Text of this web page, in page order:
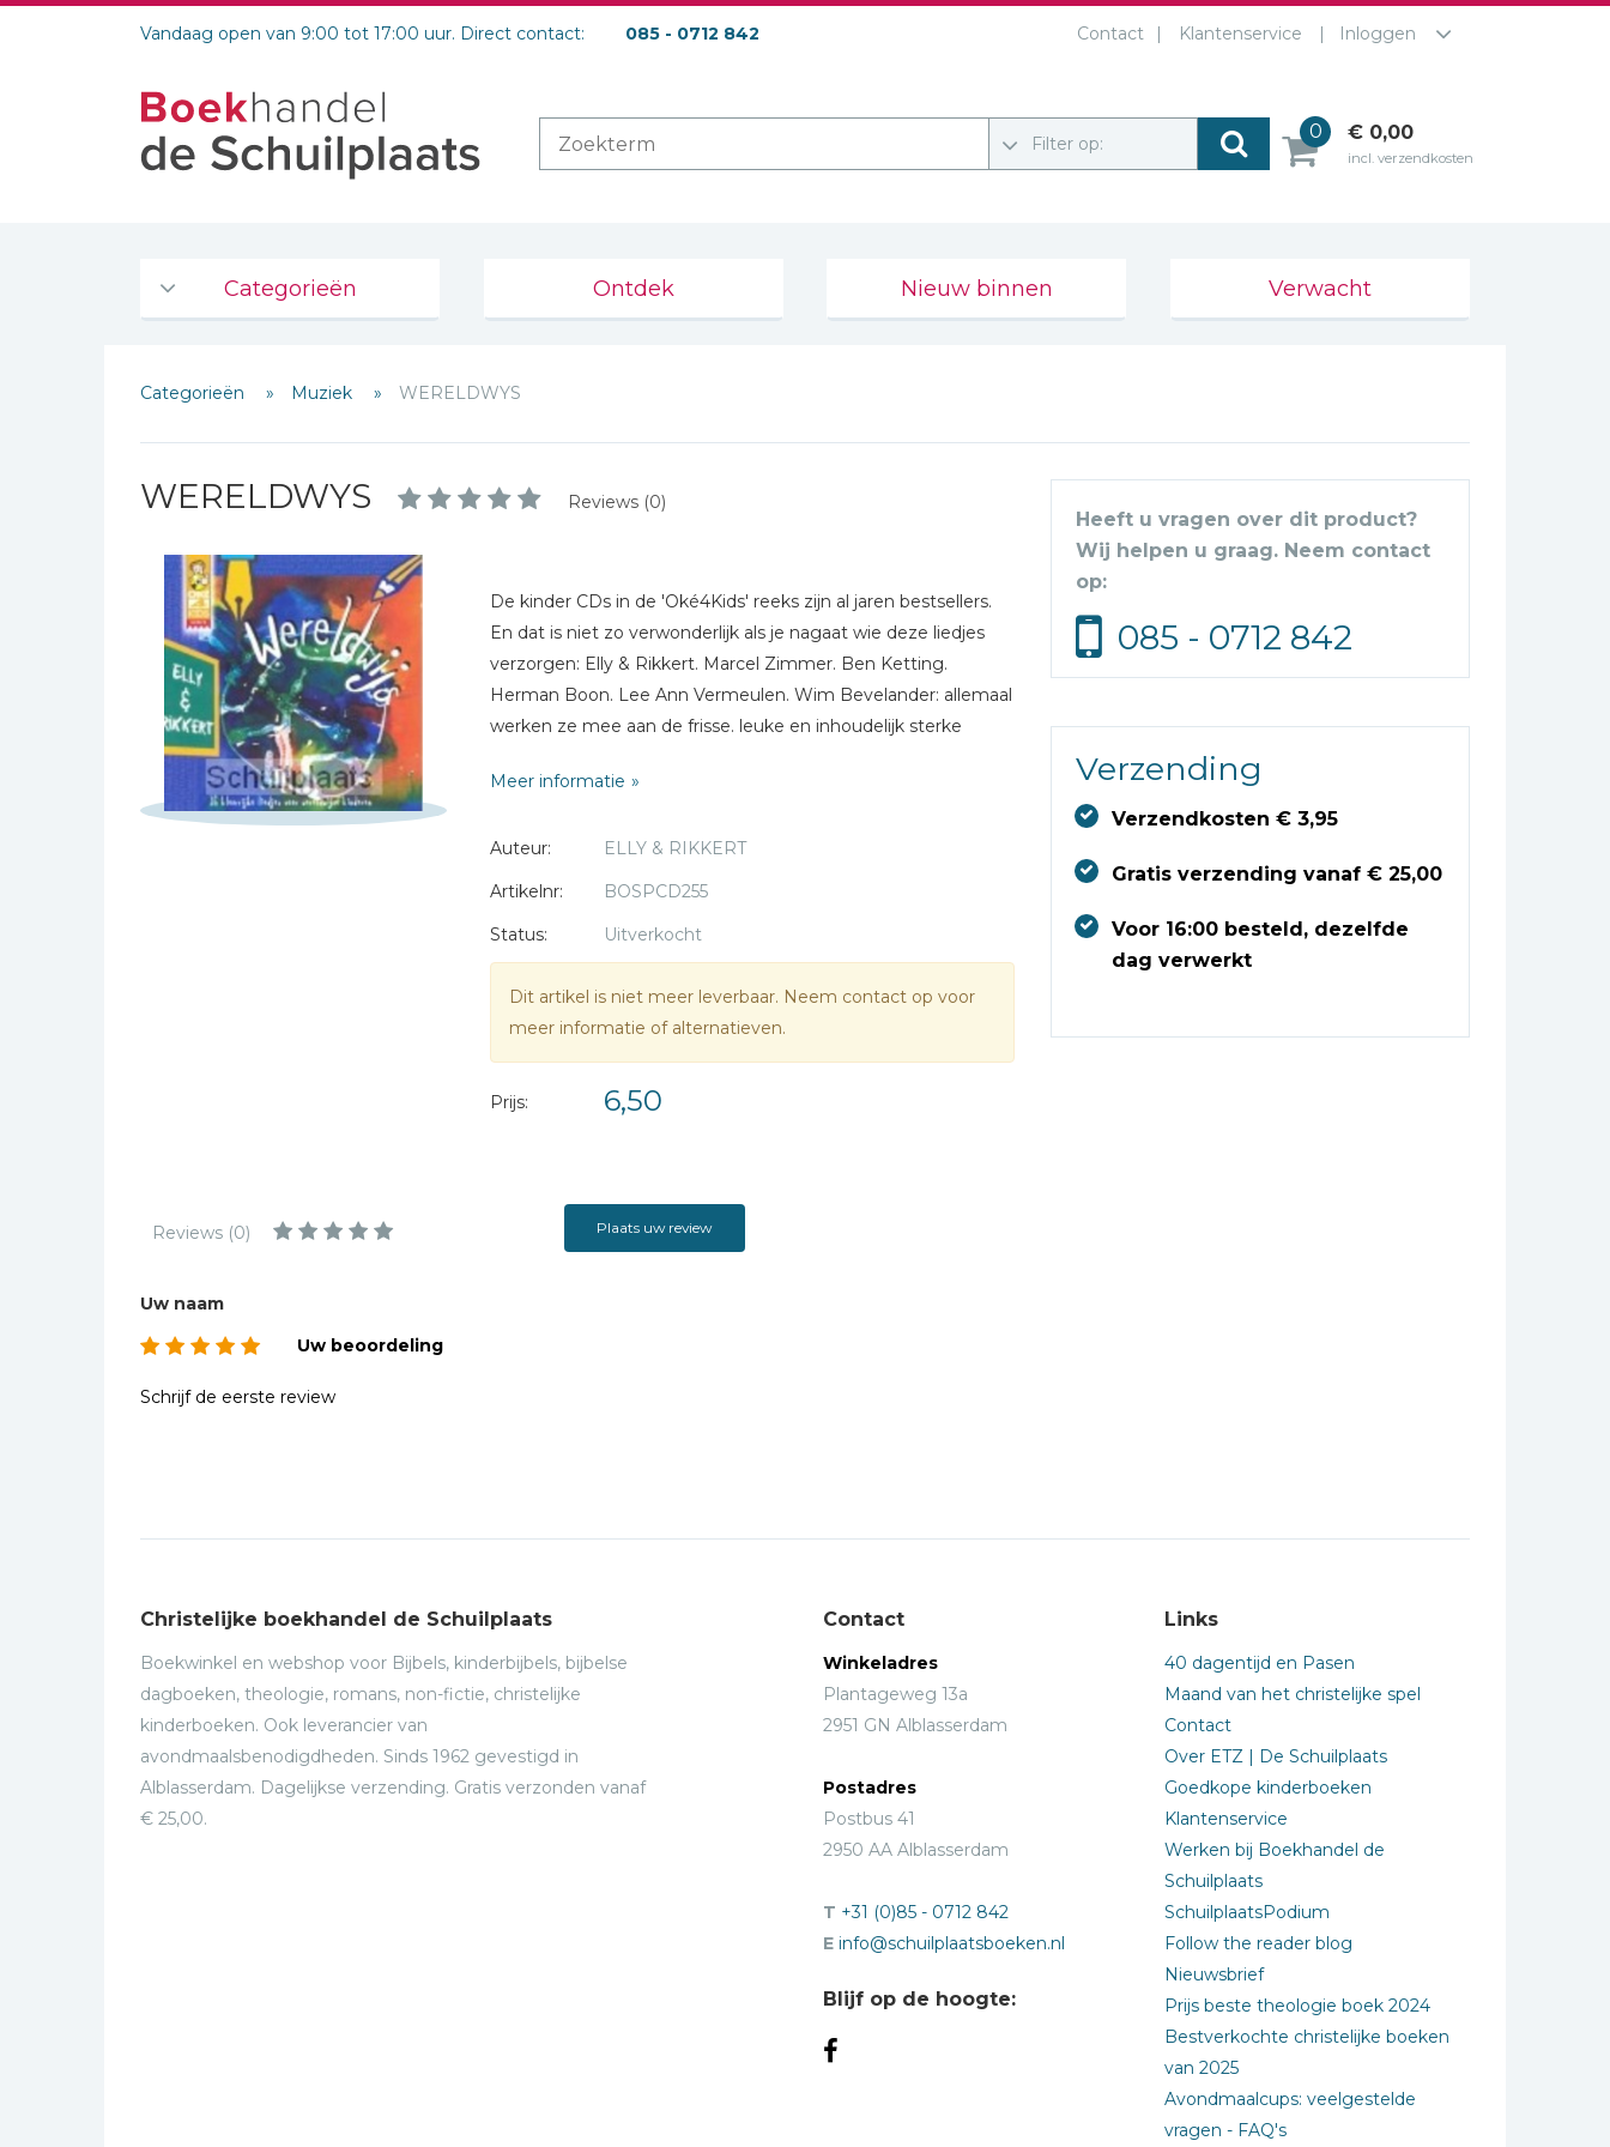
Vandaag open van 9:00 tot 17:00 uur. Direct contact: 085 - 0712 842 Contact Klantenservice Inloggen
Filter op:
0 € 0,00
incl. verzendkosten
Categorieën
De Bijbel
Bijbelse Dagboeken 2026
Bijbelstudie groepen
Bibles Foreign
Languages
Bijbelstudie
Geloof, duurzaamheid
en mileu
Benodigdheden voor
kerken
Christelijke spellen
Christelijke stripboeken
Leiderschap
Regio | Alblasserwaard
Romans
gidsen
Ontdek Nieuw binnen Verwacht
Categorieën Muziek WERELDWYS
WERELDWYS Reviews (0)
De kinder CDs in de 'Oké4Kids' reeks zijn al jaren bestsellers.
En dat is niet zo verwonderlijk als je nagaat wie deze liedjes
verzorgen: Elly & Rikkert. Marcel Zimmer. Ben Ketting.
Herman Boon. Lee Ann Vermeulen. Wim Bevelander: allemaal
werken ze mee aan de frisse. leuke en inhoudelijk sterke
Meer informatie
Auteur:
ELLY & RIKKERT
Artikelnr:
BOSPCD255
Status:
Uitverkocht
Dit artikel is niet meer leverbaar. Neem contact op voor
meer informatie of alternatieven.
Prijs: 6,50
Heeft u vragen over dit product?
Wij helpen u graag. Neem contact
op:
085 - 0712 842
Verzending
Verzendkosten € 3,95
Gratis verzending vanaf € 25,00
Voor 16:00 besteld, dezelfde
dag verwerkt
Reviews (0) Plaats uw review
Schrijf hieronder je review!
Naam *
E-mail *
Titel *
Bericht *
Uw naam
Uw beoordeling
Schrijf de eerste review
Christelijke boekhandel de Schuilplaats
Boekwinkel en webshop voor Bijbels, kinderbijbels, bijbelse
dagboeken, theologie, romans, non-fictie, christelijke
kinderboeken. Ook leverancier van
avondmaalsbenodigdheden. Sinds 1962 gevestigd in
Alblasserdam. Dagelijkse verzending. Gratis verzonden vanaf
€ 25,00.
Contact
Winkeladres
Plantageweg 13a
2951 GN Alblasserdam
Postadres
Postbus 41
2950 AA Alblasserdam
T +31 (0)85 - 0712 842
E info@schuilplaatsboeken.nl
Blijf op de hoogte:
Links
40 dagentijd en Pasen
Maand van het christelijke spel
Contact
Over ETZ | De Schuilplaats
Goedkope kinderboeken
Klantenservice
Werken bij Boekhandel de
Schuilplaats
SchuilplaatsPodium
Follow the reader blog
Nieuwsbrief
Prijs beste theologie boek 2024
Bestverkochte christelijke boeken
van 2025
Avondmaalcups: veelgestelde
vragen - FAQ's